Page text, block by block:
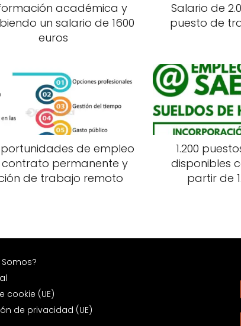
académica y
un salario de 1600
euros
Salario de
puesto de
de empleo
permanente y
de trabajo remoto
1.200
disponibles
partir de
cookie (UE)
de privacidad (UE)